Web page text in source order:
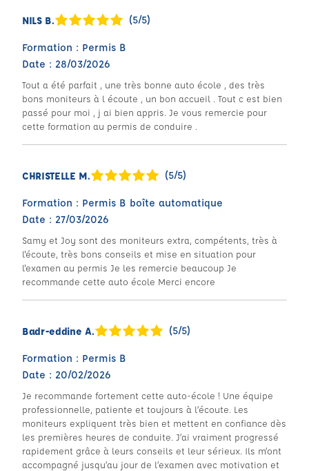
NILS B. (5/5)
Formation : Permis B
Date : 28/03/2026
Tout a été parfait , une très bonne auto école , des très
bons moniteurs à l écoute , un bon accueil . Tout c est bien
passé pour moi , j ai bien appris. Je vous remercie pour
cette formation au permis de conduire .
CHRISTELLE M. (5/5)
Formation : Permis B boîte automatique
Date : 27/03/2026
Samy et Joy sont des moniteurs extra, compétents, très à
l'écoute, très bons conseils et mise en situation pour
l'examen au permis Je les remercie beaucoup Je
recommande cette auto école Merci encore
Badr-eddine A. (5/5)
Formation : Permis B
Date : 20/02/2026
Je recommande fortement cette auto-école ! Une équipe
professionnelle, patiente et toujours à l’écoute. Les
moniteurs expliquent très bien et mettent en confiance dès
les premières heures de conduite. J’ai vraiment progressé
rapidement grâce à leurs conseils et leur sérieux. Ils m’ont
accompagné jusqu’au jour de l’examen avec motivation et